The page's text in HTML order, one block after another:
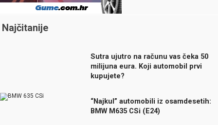
Najčitanije
Sutra ujutro na računu vas čeka 50
milijuna eura. Koji automobil prvi
kupujete?
“Najkul” automobili iz osamdesetih:
BMW M635 CSi (E24)